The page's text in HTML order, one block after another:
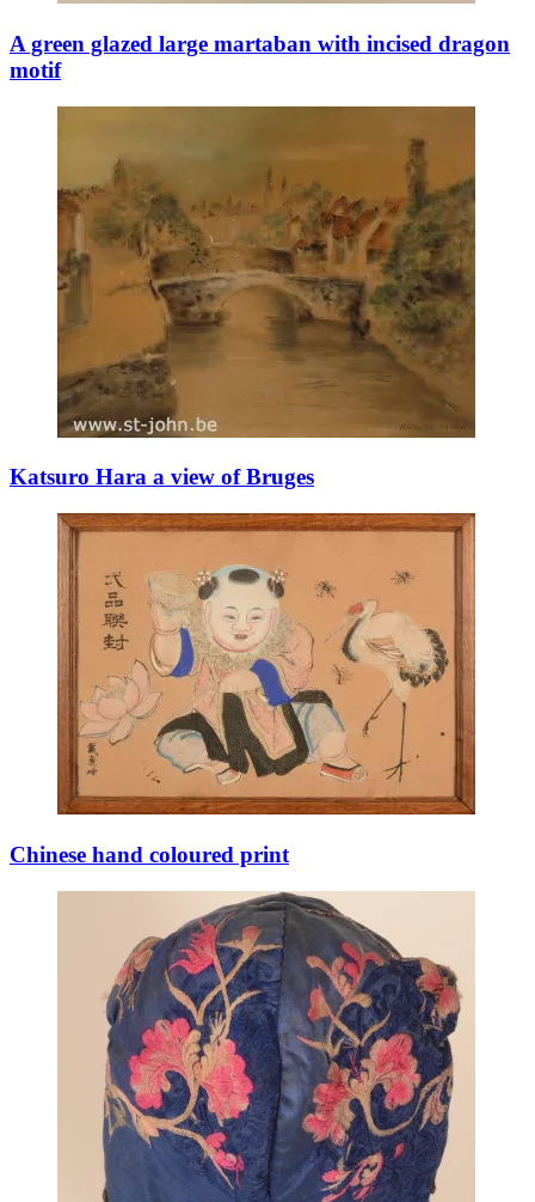
A green glazed large martaban with incised dragon
motif
Katsuro Hara a view of Bruges
Chinese hand coloured print